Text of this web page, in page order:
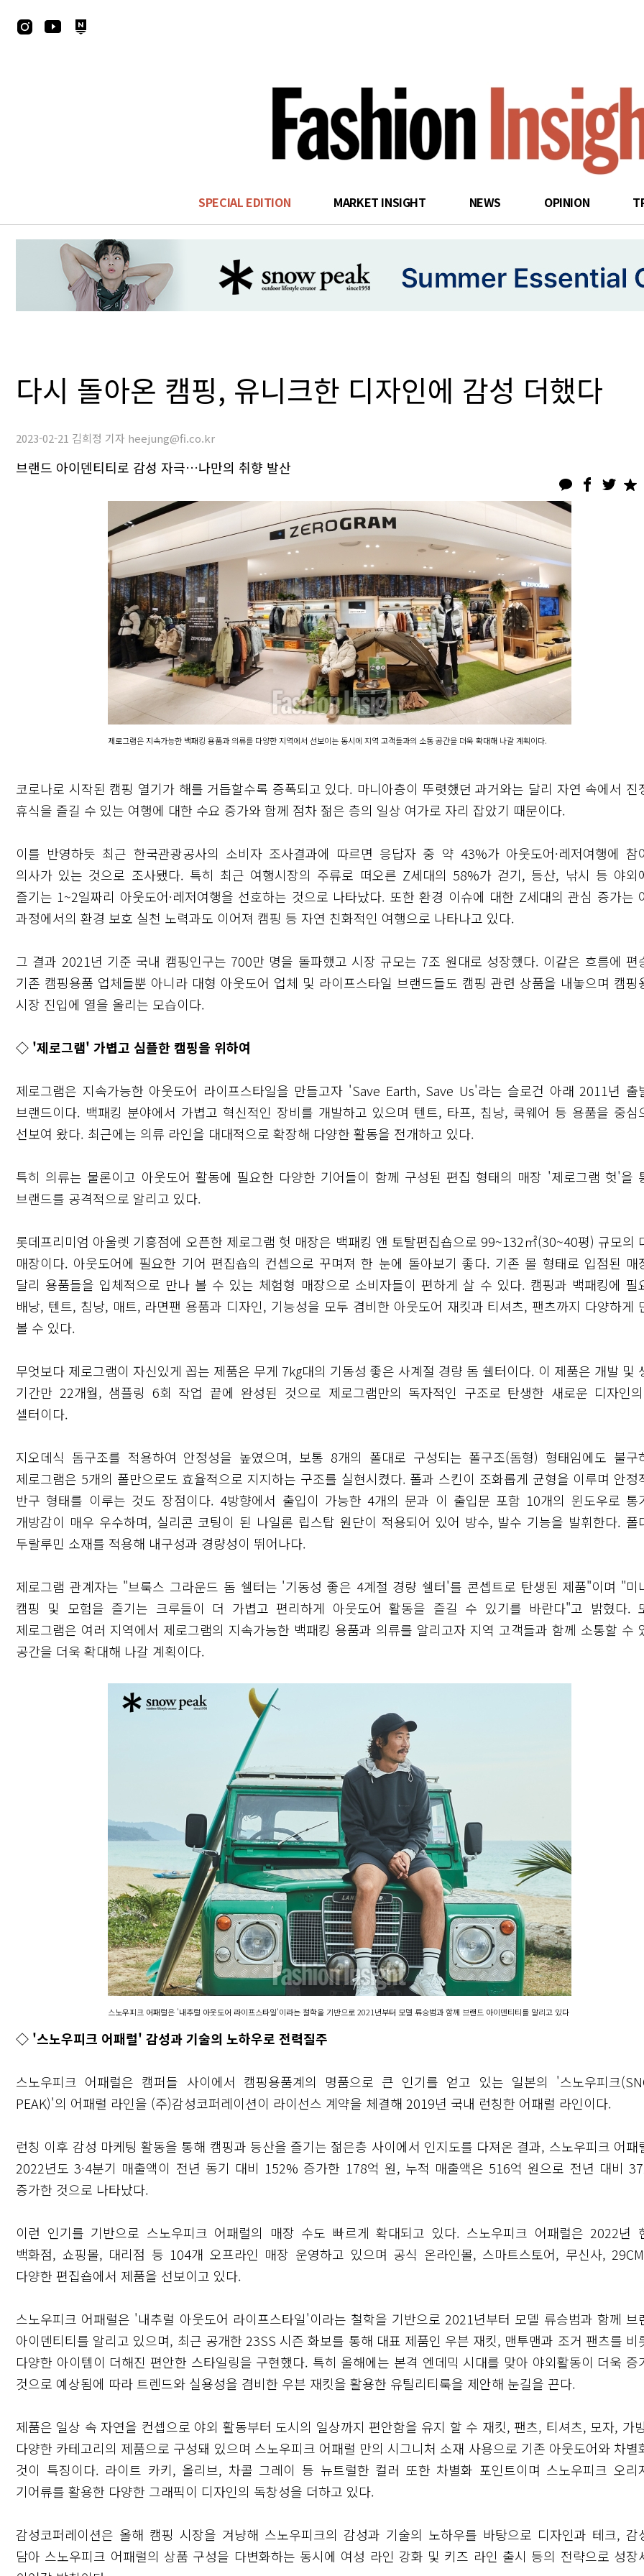
search
SPECIAL EDITION MARKET INSIGHT NEWS OPINION
다시 돌아온 캠핑, 유니크한 디자인에 감성 더했다
2023-02-21 김희정 기자 heejung@fi.co.kr
브랜드 아이덴티티로 감성 자극…나만의 취향 발산
제로그램은 지속가능한 백패킹 용품과 의류를 다양한 지역에서 선보이는 동시에 지역 고객들과의 소통 공간을 더욱 확대해 나갈 계획이다.
코로나로 시작된 캠핑 열기가 해를 거듭할수록 증폭되고 있다. 마니아층이 뚜렷했던 과거와는 달리 자연 속에서 진
휴식을 즐길 수 있는 여행에 대한 수요 증가와 함께 점차 젊은 층의 일상 여가로 자리 잡았기 때문이다.
이를 반영하듯 최근 한국관광공사의 소비자 조사결과에 따르면 응답자 중 약 43%가 아웃도어·레저여행에 참
의사가 있는 것으로 조사됐다. 특히 최근 여행시장의 주류로 떠오른 Z세대의 58%가 걷기, 등산, 낚시 등 야외
즐기는 1~2일짜리 아웃도어·레저여행을 선호하는 것으로 나타났다. 또한 환경 이슈에 대한 Z세대의 관심 증가는
과정에서의 환경 보호 실천 노력과도 이어져 캠핑 등 자연 친화적인 여행으로 나타나고 있다.
그 결과 2021년 기준 국내 캠핑인구는 700만 명을 돌파했고 시장 규모는 7조 원대로 성장했다. 이같은 흐름에 편
기존 캠핑용품 업체들뿐 아니라 대형 아웃도어 업체 및 라이프스타일 브랜드들도 캠핑 관련 상품을 내놓으며 캠핑
시장 진입에 열을 올리는 모습이다.
◇ '제로그램' 가볍고 심플한 캠핑을 위하여
제로그램은 지속가능한 아웃도어 라이프스타일을 만들고자 'Save Earth, Save Us'라는 슬로건 아래 2011년 출
브랜드이다. 백패킹 분야에서 가볍고 혁신적인 장비를 개발하고 있으며 텐트, 타프, 침낭, 쿡웨어 등 용품을 중심
선보여 왔다. 최근에는 의류 라인을 대대적으로 확장해 다양한 활동을 전개하고 있다.
특히 의류는 물론이고 아웃도어 활동에 필요한 다양한 기어들이 함께 구성된 편집 형태의 매장 '제로그램 헛'을
브랜드를 공격적으로 알리고 있다.
롯데프리미엄 아울렛 기흥점에 오픈한 제로그램 헛 매장은 백패킹 앤 토탈편집숍으로 99~132㎡(30~40평) 규모의
매장이다. 아웃도어에 필요한 기어 편집숍의 컨셉으로 꾸며져 한 눈에 돌아보기 좋다. 기존 몰 형태로 입점된 매
달리 용품들을 입체적으로 만나 볼 수 있는 체험형 매장으로 소비자들이 편하게 살 수 있다. 캠핑과 백패킹에 필
배낭, 텐트, 침낭, 매트, 라면팬 용품과 디자인, 기능성을 모두 겸비한 아웃도어 재킷과 티셔츠, 팬츠까지 다양하게
볼 수 있다.
무엇보다 제로그램이 자신있게 꼽는 제품은 무게 7kg대의 기동성 좋은 사계절 경량 돔 쉘터이다. 이 제품은 개발 및
기간만 22개월, 샘플링 6회 작업 끝에 완성된 것으로 제로그램만의 독자적인 구조로 탄생한 새로운 디자인
셀터이다.
지오데식 돔구조를 적용하여 안정성을 높였으며, 보통 8개의 폴대로 구성되는 폴구조(돔형) 형태임에도 불구
제로그램은 5개의 폴만으로도 효율적으로 지지하는 구조를 실현시켰다. 폴과 스킨이 조화롭게 균형을 이루며 안정
반구 형태를 이루는 것도 장점이다. 4방향에서 출입이 가능한 4개의 문과 이 출입문 포함 10개의 윈도우로 통
개방감이 매우 우수하며, 실리콘 코팅이 된 나일론 립스탑 원단이 적용되어 있어 방수, 발수 기능을 발휘한다. 폴
두랄루민 소재를 적용해 내구성과 경량성이 뛰어나다.
제로그램 관계자는 "브룩스 그라운드 돔 쉘터는 '기동성 좋은 4계절 경량 쉘터'를 콘셉트로 탄생된 제품"이며 "미
캠핑 및 모험을 즐기는 크루들이 더 가볍고 편리하게 아웃도어 활동을 즐길 수 있기를 바란다"고 밝혔다.
제로그램은 여러 지역에서 제로그램의 지속가능한 백패킹 용품과 의류를 알리고자 지역 고객들과 함께 소통할 수
공간을 더욱 확대해 나갈 계획이다.
스노우피크 어패럴은 '내추럴 아웃도어 라이프스타일'이라는 철학을 기반으로 2021년부터 모델 류승범과 함께 브랜드 아이덴티티를 알리고 있다
◇ '스노우피크 어패럴' 감성과 기술의 노하우로 전력질주
스노우피크 어패럴은 캠퍼들 사이에서 캠핑용품계의 명품으로 큰 인기를 얻고 있는 일본의 '스노우피크
PEAK)'의 어패럴 라인을 (주)감성코퍼레이션이 라이선스 계약을 체결해 2019년 국내 런칭한 어패럴 라인이다.
런칭 이후 감성 마케팅 활동을 통해 캠핑과 등산을 즐기는 젊은층 사이에서 인지도를 다져온 결과, 스노우피크 어패
2022년도 3·4분기 매출액이 전년 동기 대비 152% 증가한 178억 원, 누적 매출액은 516억 원으로 전년 대비
증가한 것으로 나타났다.
이런 인기를 기반으로 스노우피크 어패럴의 매장 수도 빠르게 확대되고 있다. 스노우피크 어패럴은 2022년
백화점, 쇼핑몰, 대리점 등 104개 오프라인 매장 운영하고 있으며 공식 온라인몰, 스마트스토어, 무신사,
다양한 편집숍에서 제품을 선보이고 있다.
스노우피크 어패럴은 '내추럴 아웃도어 라이프스타일'이라는 철학을 기반으로 2021년부터 모델 류승범과 함께 브
아이덴티티를 알리고 있으며, 최근 공개한 23SS 시즌 화보를 통해 대표 제품인 우븐 재킷, 맨투맨과 조거 팬츠를 비
다양한 아이템이 더해진 편안한 스타일링을 구현했다. 특히 올해에는 본격 엔데믹 시대를 맞아 야외활동이 더욱 증
것으로 예상됨에 따라 트렌드와 실용성을 겸비한 우븐 재킷을 활용한 유틸리티룩을 제안해 눈길을 끈다.
제품은 일상 속 자연을 컨셉으로 야외 활동부터 도시의 일상까지 편안함을 유지 할 수 재킷, 팬츠, 티셔츠, 모자, 가
다양한 카테고리의 제품으로 구성돼 있으며 스노우피크 어패럴 만의 시그니처 소재 사용으로 기존 아웃도어와 차별
것이 특징이다. 라이트 카키, 올리브, 차콜 그레이 등 뉴트럴한 컬러 또한 차별화 포인트이며 스노우피크 오리
기어류를 활용한 다양한 그래픽이 디자인의 독창성을 더하고 있다.
감성코퍼레이션은 올해 캠핑 시장을 겨냥해 스노우피크의 감성과 기술의 노하우를 바탕으로 디자인과 테크, 감
담아 스노우피크 어패럴의 상품 구성을 다변화하는 동시에 여성 라인 강화 및 키즈 라인 출시 등의 전략으로 성장
닫기